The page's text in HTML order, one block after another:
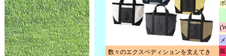
数々のエクスペディションを支えてき